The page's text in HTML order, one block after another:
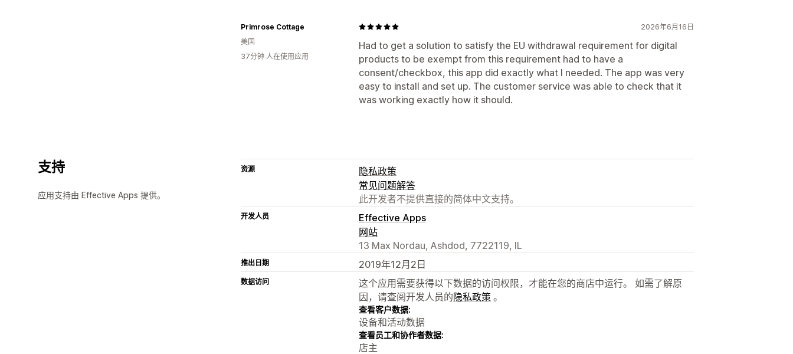
2026年6月16日
Had to get a solution to satisfy the EU withdrawal requirement for digital
products to be exempt from this requirement had to have a
consent/checkbox, this app did exactly what I needed. The app was very
easy to install and set up. The customer service was able to check that it
was working exactly how it should.
Primrose Cottage
美国
37分钟 人在使用应用
支持
应用支持由 Effective Apps 提供。
资源
隐私政策
常见问题解答
此开发者不提供直接的简体中文支持。
开发人员
Effective Apps
网站
13 Max Nordau, Ashdod, 7722119, IL
推出日期 2019年12月2日
数据访问
这个应用需要获得以下数据的访问权限，才能在您的商店中运行。 如需了解原
因，请查阅开发人员的隐私政策 。
查看客户数据:
设备和活动数据
查看员工和协作者数据:
店主